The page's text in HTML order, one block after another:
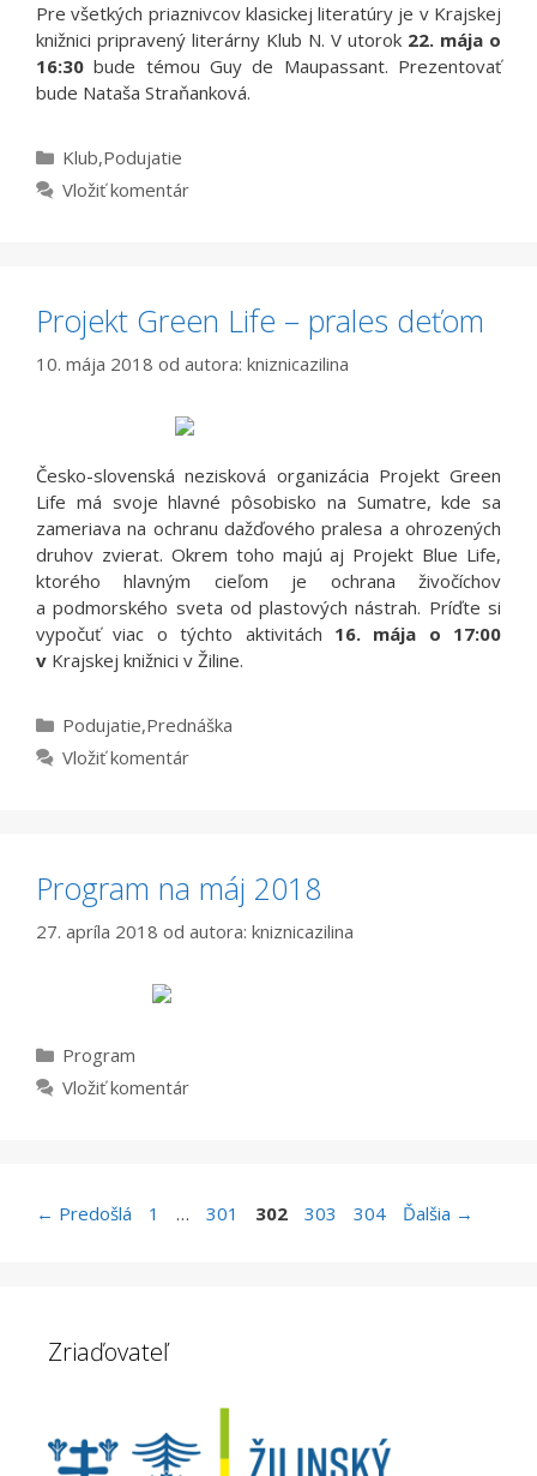
Pre všetkých priaznivcov klasickej literatúry je v Krajskej
knižnici pripravený literárny Klub N. V utorok 22. mája o
16:30 bude témou Guy de Maupassant. Prezentovať
bude Nataša Straňanková.
Kategórie
Klub,Podujatie
Vložiť komentár
Projekt Green Life – prales deťom
10. mája 2018 od autora: kniznicazilina
Česko-slovenská nezisková organizácia Projekt Green
Life má svoje hlavné pôsobisko na Sumatre, kde sa
zameriava na ochranu dažďového pralesa a ohrozených
druhov zvierat. Okrem toho majú aj Projekt Blue Life,
ktorého hlavným cieľom je ochrana živočíchov
a podmorského sveta od plastových nástrah. Príďte si
vypočuť viac o týchto aktivitách 16. mája o 17:00
v Krajskej knižnici v Žiline.
Kategórie
Podujatie,Prednáška
Vložiť komentár
Program na máj 2018
27. apríla 2018 od autora: kniznicazilina
Kategórie
Program
Vložiť komentár
← Predošlá Stránka
1 … Stránka
301 Stránka
302 Stránka
303 Stránka
304 Ďalšia →
Zriaďovateľ